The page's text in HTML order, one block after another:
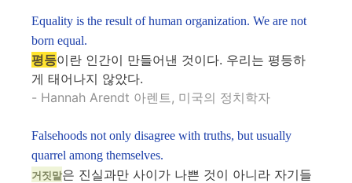
Equality is the result of human organization. We are not
born equal.
평등이란 인간이 만들어낸 것이다. 우리는 평등하
게 태어나지 않았다.
- Hannah Arendt 아렌트, 미국의 정치학자
Falsehoods not only disagree with truths, but usually
quarrel among themselves.
거짓말은 진실과만 사이가 나쁜 것이 아니라 자기들